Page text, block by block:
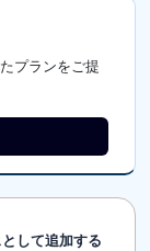
プランをご提
して追加する